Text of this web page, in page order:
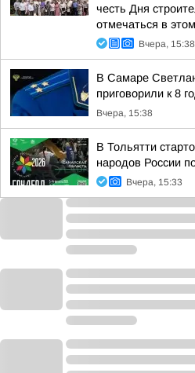
честь Дня
отмечаться в
Вчера, 15:38
В Самаре
приговорили к 8
Вчера, 15:38
В Тольятти
народов России
Вчера, 15:33